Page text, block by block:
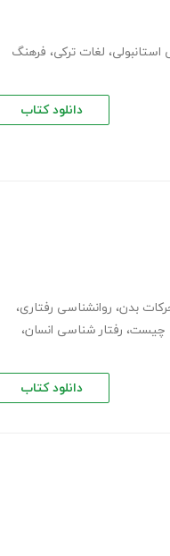
استانبولی، لغات ترکی، فرهنگ
دانلود کتاب
بدن، روانشناسی رفتاری،
چیست، رفتار شناسی انسان،
دانلود کتاب